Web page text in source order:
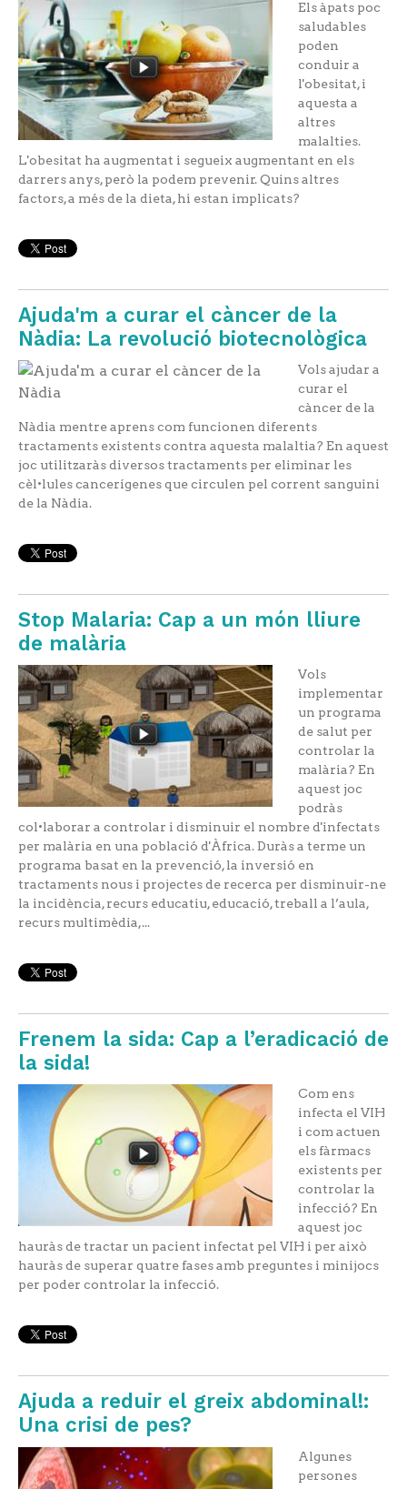
Els àpats poc
saludables
poden
conduir a
l'obesitat, i
aquesta a
altres
malalties.
L'obesitat ha augmentat i segueix augmentant en els
darrers anys, però la podem prevenir. Quins altres
factors, a més de la dieta, hi estan implicats?
Ajuda'm a curar el càncer de la
Nàdia: La revolució biotecnològica
Vols ajudar a
curar el
càncer de la
Nàdia mentre aprens com funcionen diferents
tractaments existents contra aquesta malaltia? En aquest
joc utilitzaràs diversos tractaments per eliminar les
cèl•lules cancerígenes que circulen pel corrent sanguini
de la Nàdia.
Stop Malaria: Cap a un món lliure
de malària
Vols
implementar
un programa
de salut per
controlar la
malària? En
aquest joc
podràs
col•laborar a controlar i disminuir el nombre d'infectats
per malària en una població d'Àfrica. Duràs a terme un
programa basat en la prevenció, la inversió en
tractaments nous i projectes de recerca per disminuir-ne
la incidència, recurs educatiu, educació, treball a l’aula,
recurs multimèdia,...
Frenem la sida: Cap a l’eradicació de
la sida!
Com ens
infecta el VIH
i com actuen
els fàrmacs
existents per
controlar la
infecció? En
aquest joc
hauràs de tractar un pacient infectat pel VIH i per això
hauràs de superar quatre fases amb preguntes i minijocs
per poder controlar la infecció.
Ajuda a reduir el greix abdominal!:
Una crisi de pes?
Algunes
persones